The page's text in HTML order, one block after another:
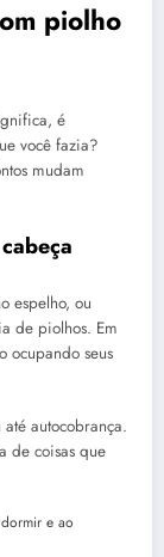
piolho
é
você fazia?
mudam
espelho, ou
de piolhos. Em
ocupando seus
autocobrança.
de coisas que
e ao